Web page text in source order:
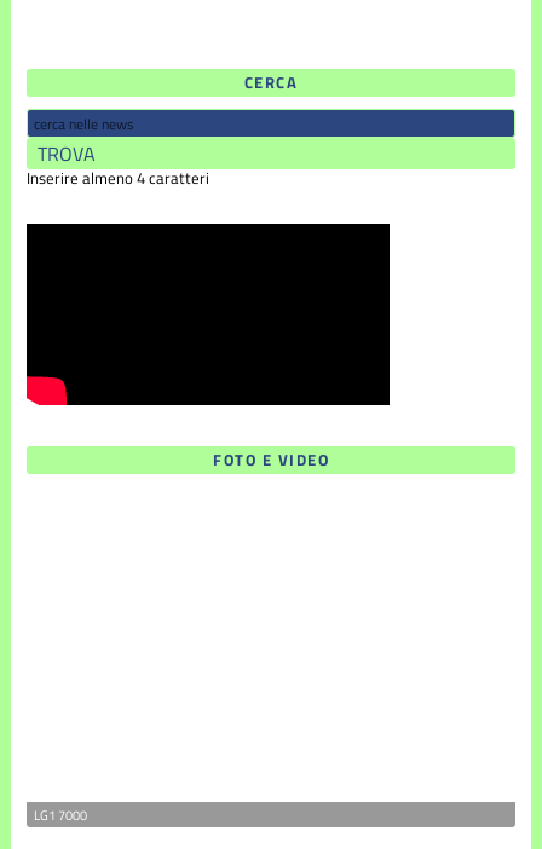
CERCA
Inserire almeno 4 caratteri
FOTO E VIDEO
LG1 7000